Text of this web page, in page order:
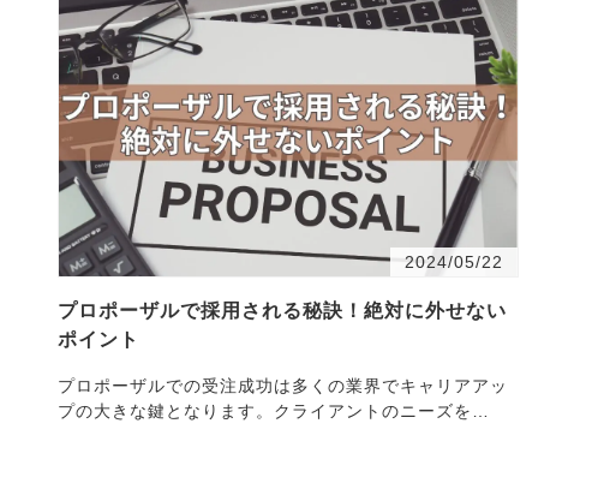
2024/05/22
プロポーザルで採用される秘訣！絶対に外せない
ポイント
プロポーザルでの受注成功は多くの業界でキャリアアッ
プの大きな鍵となります。クライアントのニーズを